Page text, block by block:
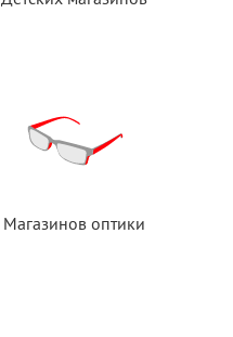
Магазинов оптики